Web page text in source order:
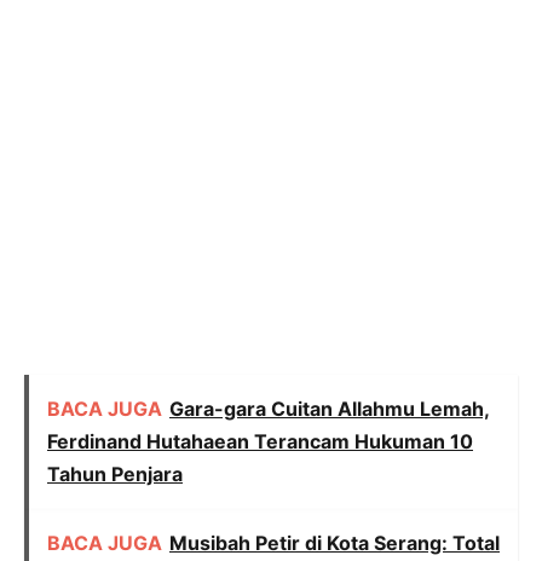
BACA JUGA Gara-gara Cuitan Allahmu Lemah,
Ferdinand Hutahaean Terancam Hukuman 10
Tahun Penjara
BACA JUGA Musibah Petir di Kota Serang: Total